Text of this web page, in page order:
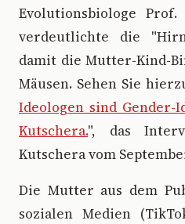
Evolutionsbiologe
verdeutlichte die
damit die Mutter-Kind-
Mäusen. Sehen Sie
Ideologen sind Gender-
Kutschera.", das
Kutschera vom
Die Mutter aus dem
sozialen Medien